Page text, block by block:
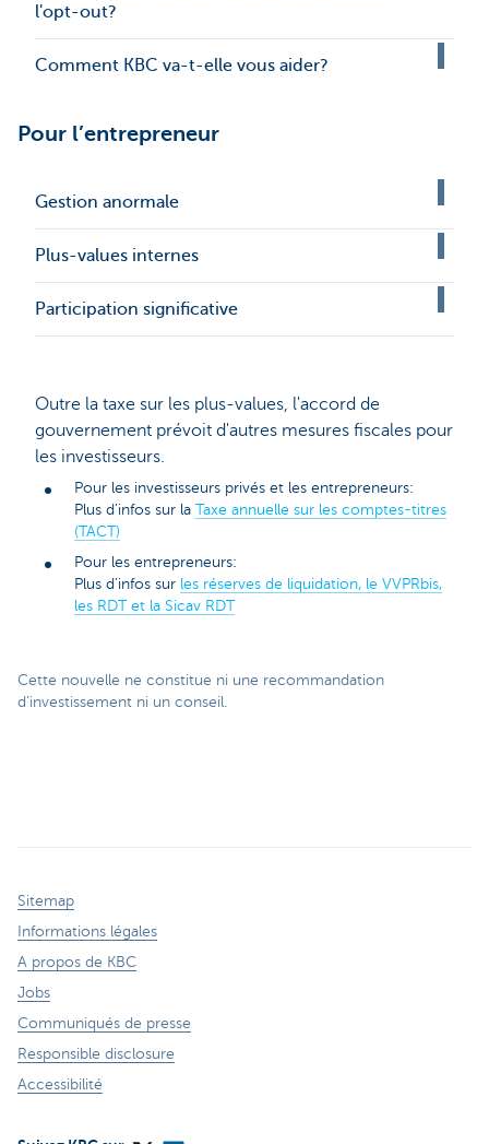
l'opt-out?
Comment KBC va-t-elle vous aider?
Pour l’entrepreneur
Gestion anormale
Plus-values internes
Participation significative
Outre la taxe sur les plus-values, l'accord de
gouvernement prévoit d'autres mesures fiscales pour
les investisseurs.
Pour les investisseurs privés et les entrepreneurs:
Plus d’infos sur la Taxe annuelle sur les comptes-titres
(TACT)
Pour les entrepreneurs:
Plus d'infos sur les réserves de liquidation, le VVPRbis,
les RDT et la Sicav RDT
Cette nouvelle ne constitue ni une recommandation
d’investissement ni un conseil.
Sitemap
Informations légales
A propos de KBC
Jobs
Communiqués de presse
Responsible disclosure
Accessibilité